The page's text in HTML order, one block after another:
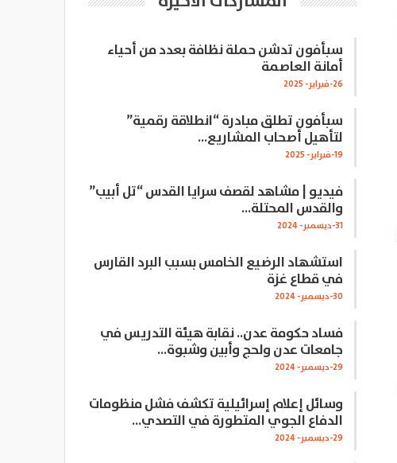
سبأفون تدشن حملة نظافة بعدد من أحياء
أمانة العاصمة
26-فبراير- 2025
سبأفون تطلق مبادرة “انطلاقة رقمية”
لتأهيل أصحاب المشاريع…
19-فبراير- 2025
فيديو | مشاهد لقصف سرايا القدس “تل أبيب”
والقدس المحتلة…
31-ديسمبر- 2024
استشهاد الرضيع الخامس بسبب البرد القارس
في قطاع غزة
30-ديسمبر- 2024
فساد حكومة عدن.. نقابة هيئة التدريس في
جامعات عدن ولحج وأبين وشبوة…
29-ديسمبر- 2024
وسائل إعلام إسرائيلية تكشف فشل منظومات
الدفاع الجوي المتطورة في التصدي…
29-ديسمبر- 2024